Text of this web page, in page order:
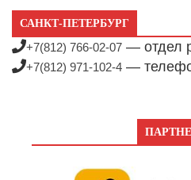
САНКТ-ПЕТЕРБУРГ
+7(812) 766-02-07 — отдел
+7(812) 971-102-4 —